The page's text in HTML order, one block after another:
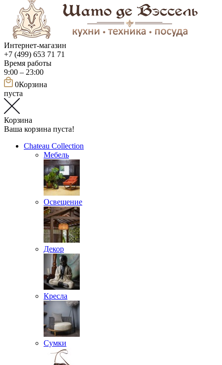
Интернет-магазин
+7 (499) 653 71 71
Время работы
9:00 – 23:00
0Корзина
пуста
Корзина
Ваша корзина пуста!
Chateau Collection
Мебель
Освещение
Декор
Кресла
Сумки